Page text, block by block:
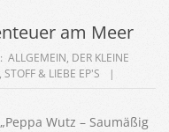
am Meer
ALLGEMEIN, DER KLEINE
, STOFF & LIEBE EP'S
Wutz – Saumäßig